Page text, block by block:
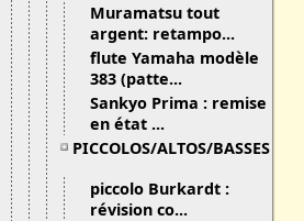
Muramatsu tout
argent: retampo...
flute Yamaha modèle
383 (patte...
Sankyo Prima : remise
en état ...
PICCOLOS/ALTOS/BASSES
piccolo Burkardt :
révision co...